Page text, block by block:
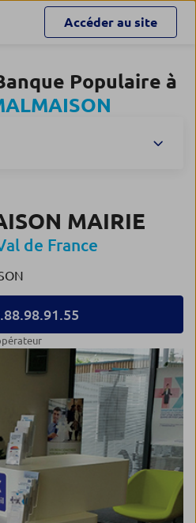
Accéder au site
Populaire à
MAIRIE
de France